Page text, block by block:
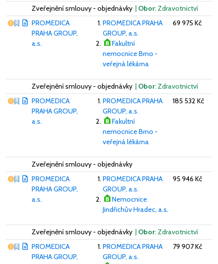
Zveřejnění smlouvy - objednávky | Obor: Zdravotnictví
Vážný nedostatek
PROMEDICA
PRAHA GROUP,
a.s.
PROMEDICA PRAHA
GROUP, a.s.
Fakultní
nemocnice Brno -
veřejná lékárna
69 975 Kč
Zveřejnění smlouvy - objednávky | Obor: Zdravotnictví
Vážný nedostatek
PROMEDICA
PRAHA GROUP,
a.s.
PROMEDICA PRAHA
GROUP, a.s.
Fakultní
nemocnice Brno -
veřejná lékárna
185 532 Kč
Zveřejnění smlouvy - objednávky
Vážný nedostatek
PROMEDICA
PRAHA GROUP,
a.s.
PROMEDICA PRAHA
GROUP, a.s.
Nemocnice
Jindřichův Hradec, a.s.
95 946 Kč
Zveřejnění smlouvy - objednávky | Obor: Zdravotnictví
Vážný nedostatek
PROMEDICA
PRAHA GROUP,
PROMEDICA PRAHA
GROUP, a.s.
79 907 Kč